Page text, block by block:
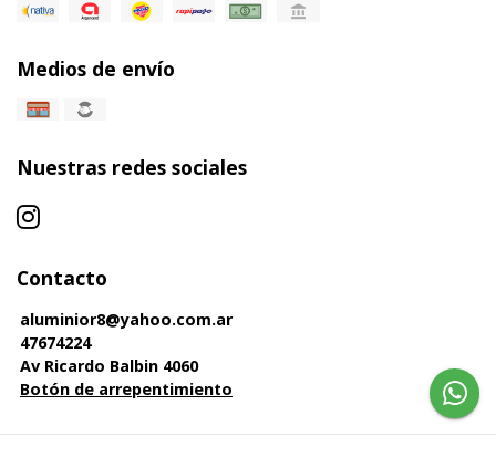
Medios de envío
Nuestras redes sociales
Contacto
aluminior8@yahoo.com.ar
47674224
Av Ricardo Balbin 4060
Botón de arrepentimiento